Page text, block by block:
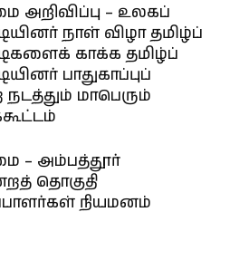
அறிவிப்பு – உலகப்
நாள் விழா தமிழ்ப்
காக்க தமிழ்ப்
பாதுகாப்புப்
மாபெரும்
– அம்பத்தூர்
தொகுதி
நியமனம்